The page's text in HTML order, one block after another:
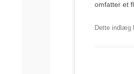
omfatter et
Dette indlæg